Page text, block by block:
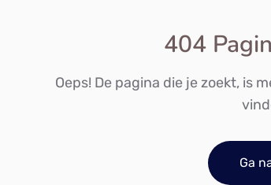
404
Oeps! De pagina die je zoekt, is
Ga